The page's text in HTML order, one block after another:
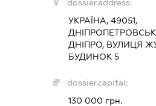
dossier.address:
УКРАЇНА, 49051,
ДНІПРО, ВУЛИЦЯ
БУДИНОК 5
dossier.capital:
130 000 грн.